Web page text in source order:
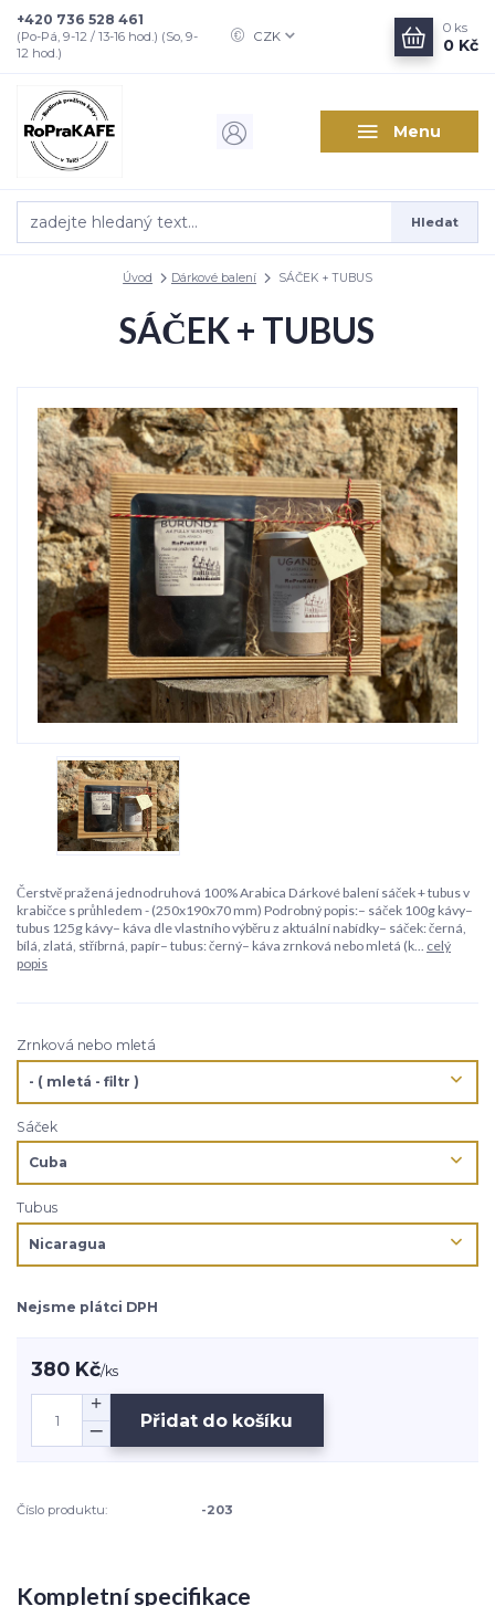
Menu
CZK
Hledat
+420 736 528 461
(Po-Pá, 9-12 / 13-16 hod.) (So, 9-
12 hod.)
0 ks
0 Kč
Úvod Dárkové balení SÁČEK + TUBUS
SÁČEK + TUBUS
Čerstvě pražená jednodruhová 100% Arabica Dárkové balení sáček + tubus v
krabičce s průhledem - (250x190x70 mm) Podrobný popis:– sáček 100g kávy–
tubus 125g kávy– káva dle vlastního výběru z aktuální nabídky– sáček: černá,
bílá, zlatá, stříbrná, papír– tubus: černý– káva zrnková nebo mletá (k... celý
popis
Zrnková nebo mletá
Sáček
Tubus
Nejsme plátci DPH
380 Kč/ks
Přidat do košíku
Číslo produktu: -203
Kompletní specifikace